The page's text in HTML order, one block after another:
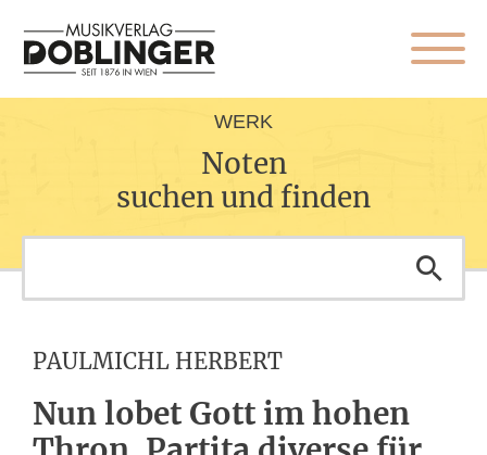
WERK
Noten
suchen und finden
PAULMICHL HERBERT
Nun lobet Gott im hohen